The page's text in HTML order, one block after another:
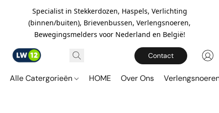
Specialist in Stekkerdozen, Haspels, Verlichting
(binnen/buiten), Brievenbussen, Verlengsnoeren,
Bewegingsmelders voor Nederland en België!
Contact
Alle Catergorieën HOME Over Ons